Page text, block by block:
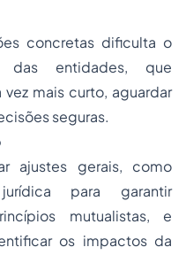
concretas dificulta o
das entidades, que
mais curto, aguardar
seguras.
ajustes gerais, como
para garantir
mutualistas, e
os impactos da